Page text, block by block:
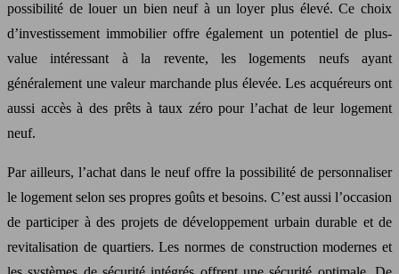
possibilité de louer un bien neuf à un loyer plus élevé. Ce choix
d’investissement immobilier offre également un potentiel de plus-
value intéressant à la revente, les logements neufs ayant
généralement une valeur marchande plus élevée. Les acquéreurs ont
aussi accès à des prêts à taux zéro pour l’achat de leur logement
neuf.
Par ailleurs, l’achat dans le neuf offre la possibilité de personnaliser
le logement selon ses propres goûts et besoins. C’est aussi l’occasion
de participer à des projets de développement urbain durable et de
revitalisation de quartiers. Les normes de construction modernes et